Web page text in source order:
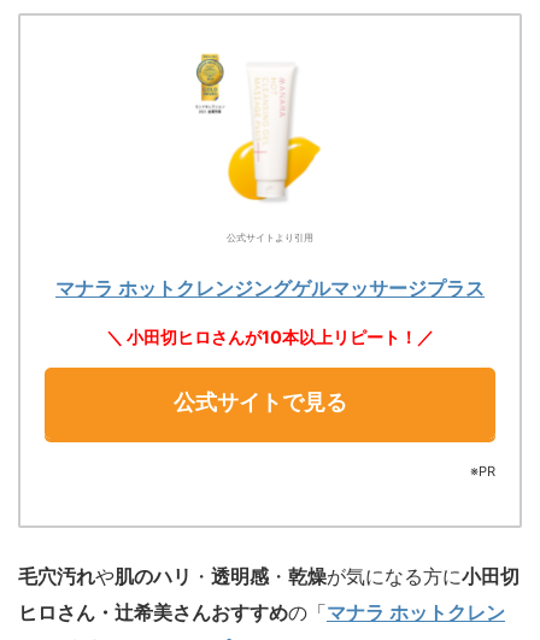
公式サイトより引用
マナラ ホットクレンジングゲルマッサージプラス
＼ 小田切ヒロさんが10本以上リピート！／
公式サイトで見る
※PR
毛穴汚れや肌のハリ ・ 透明感 ・ 乾燥が気になる方に小田切
ヒロさん・辻希美さんおすすめの「マナラ ホットクレン